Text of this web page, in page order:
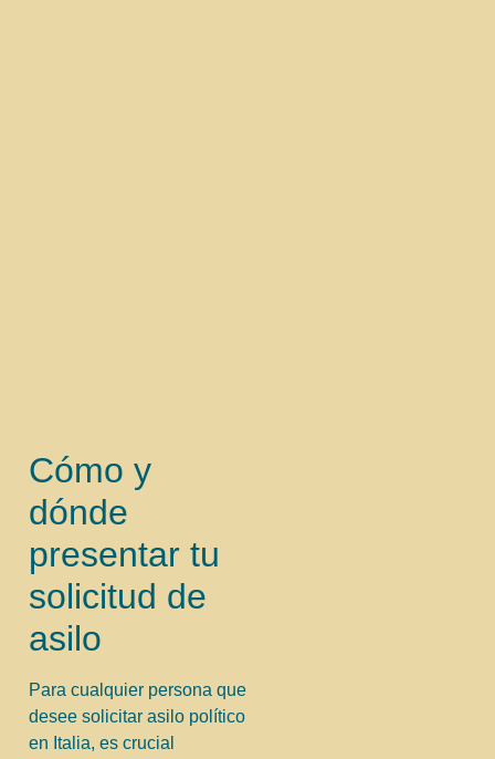
Cómo y
dónde
presentar tu
solicitud de
asilo
Para cualquier persona que
desee solicitar asilo político
en Italia, es crucial